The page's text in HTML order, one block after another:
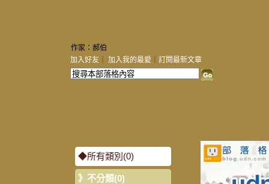
加入好友 加入我的最愛 訂閱最新文章
作家：郝伯
◆所有類別(0)
》 不分類(0)